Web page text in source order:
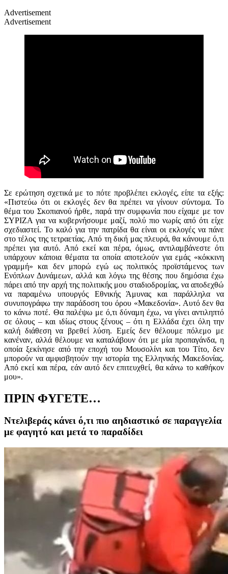
Advertisement
Advertisement
Σε ερώτηση σχετικά με το πότε προβλέπει εκλογές, είπε τα εξής:
«Πιστεύω ότι οι εκλογές δεν θα πρέπει να γίνουν σύντομα. Το
θέμα του Σκοπιανού ήρθε, παρά την συμφωνία που είχαμε με τον
ΣΥΡΙΖΑ για να κυβερνήσουμε μαζί, πολύ πιο νωρίς από ότι είχε
σχεδιαστεί. Το καλό για την πατρίδα θα είναι οι εκλογές να πάνε
στο τέλος της τετραετίας. Από τη δική μας πλευρά, θα κάνουμε ό,τι
πρέπει για αυτό. Από εκεί και πέρα, όμως, αντιλαμβάνεστε ότι
υπάρχουν κάποια θέματα τα οποία αποτελούν για εμάς «κόκκινη
γραμμή» και δεν μπορώ εγώ ως πολιτικός προϊστάμενος των
Ενόπλων Δυνάμεων, αλλά και λόγω της θέσης που δημόσια έχω
πάρει από την αρχή της πολιτικής μου σταδιοδρομίας, να αποδεχθώ
να παραμένω υπουργός Εθνικής Άμυνας και παράλληλα να
συνυπογράφω την παράδοση του όρου «Μακεδονία». Αυτό δεν θα
το κάνω ποτέ. Θα παλέψω με ό,τι δύναμη έχω, να γίνει αντιληπτό
σε όλους – και ιδίως στους ξένους – ότι η Ελλάδα έχει όλη την
καλή διάθεση να βρεθεί λύση. Εμείς δεν θέλουμε πόλεμο με
κανέναν, αλλά θέλουμε να καταλάβουν ότι με μία προπαγάνδα, η
οποία ξεκίνησε από την εποχή του Μουσολίνι και του Τίτο, δεν
μπορούν να αμφισβητούν την ιστορία της Ελληνικής Μακεδονίας.
Από εκεί και πέρα, εάν αυτό δεν επιτευχθεί, θα κάνω το καθήκον
μου».
ΠΡΙΝ ΦΥΓΕΤΕ…
Ντελιβεράς κάνει ό,τι πιο αηδιαστικό σε παραγγελία
με φαγητό και μετά το παραδίδει